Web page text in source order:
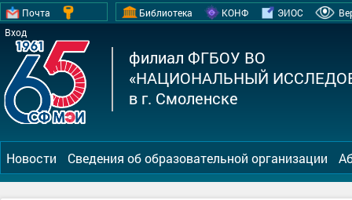
Почта
Вход
Библиотека КОНФ ЭИОС
филиал ФГБОУ ВО
«НАЦИОНАЛЬНЫЙ
в г. Смоленске
Новости Сведения об образовательной организации